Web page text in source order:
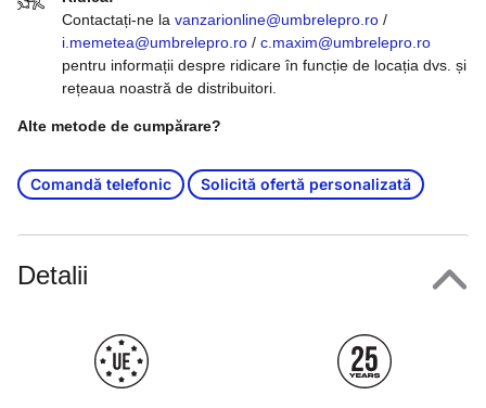
Contactați-ne la vanzarionline@umbrelepro.ro /
i.memetea@umbrelepro.ro / c.maxim@umbrelepro.ro
pentru informații despre ridicare în funcție de locația dvs. și
rețeaua noastră de distribuitori.
Alte metode de cumpărare?
Comandă telefonic Solicită ofertă personalizată
Detalii